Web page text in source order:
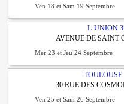
Ven 18 et Sam 19 Septembre
L-UNION
AVENUE DE SAINT-
Mer 23 et Jeu 24 Septembre
TOULOUSE
30 RUE DES
Ven 25 et Sam 26 Septembre